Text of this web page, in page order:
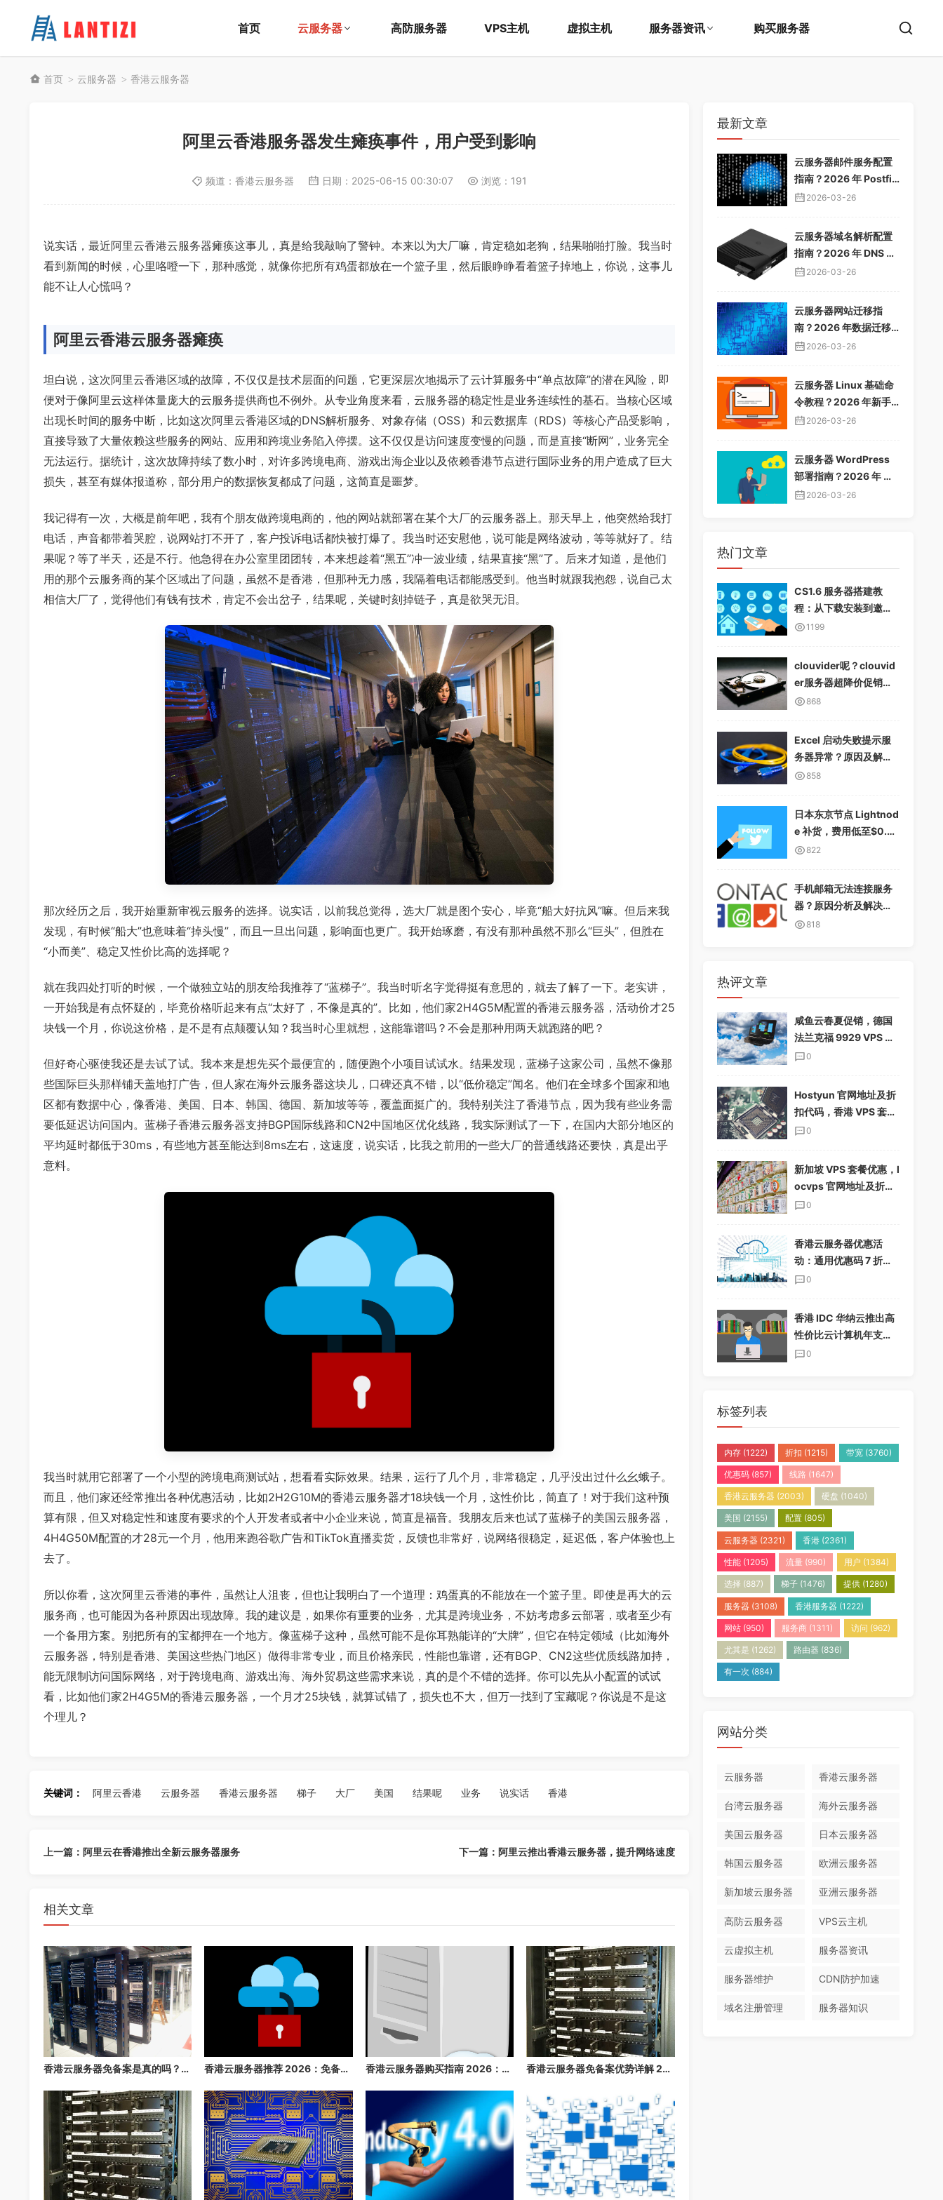
首页 云服务器 高防服务器 VPS主机 虚拟主机 服务器资讯 购买服务器
首页 > 云服务器 > 香港云服务器
阿里云香港服务器发生瘫痪事件，用户受到影响
频道： 香港云服务器 日期： 2025-06-15 00:30:07 浏览：191
说实话，最近阿里云香港云服务器瘫痪这事儿，真是给我敲响了警钟。本来以为大厂嘛，肯定稳如老狗，结果啪啪打脸。我当时
看到新闻的时候，心里咯噔一下，那种感觉，就像你把所有鸡蛋都放在一个篮子里，然后眼睁睁看着篮子掉地上，你说，这事儿
能不让人心慌吗？
阿里云香港云服务器瘫痪
坦白说，这次阿里云香港区域的故障，不仅仅是技术层面的问题，它更深层次地揭示了云计算服务中“单点故障”的潜在风险，即
便对于像阿里云这样体量庞大的云服务提供商也不例外。从专业角度来看，云服务器的稳定性是业务连续性的基石。当核心区域
出现长时间的服务中断，比如这次阿里云香港区域的DNS解析服务、对象存储（OSS）和云数据库（RDS）等核心产品受影响，
直接导致了大量依赖这些服务的网站、应用和跨境业务陷入停摆。这不仅仅是访问速度变慢的问题，而是直接“断网”，业务完全
无法运行。据统计，这次故障持续了数小时，对许多跨境电商、游戏出海企业以及依赖香港节点进行国际业务的用户造成了巨大
损失，甚至有媒体报道称，部分用户的数据恢复都成了问题，这简直是噩梦。
我记得有一次，大概是前年吧，我有个朋友做跨境电商的，他的网站就部署在某个大厂的云服务器上。那天早上，他突然给我打
电话，声音都带着哭腔，说网站打不开了，客户投诉电话都快被打爆了。我当时还安慰他，说可能是网络波动，等等就好了。结
果呢？等了半天，还是不行。他急得在办公室里团团转，本来想趁着“黑五”冲一波业绩，结果直接“黑”了。后来才知道，是他们
用的那个云服务商的某个区域出了问题，虽然不是香港，但那种无力感，我隔着电话都能感受到。他当时就跟我抱怨，说自己太
相信大厂了，觉得他们有钱有技术，肯定不会出岔子，结果呢，关键时刻掉链子，真是欲哭无泪。
那次经历之后，我开始重新审视云服务的选择。说实话，以前我总觉得，选大厂就是图个安心，毕竟“船大好抗风”嘛。但后来我
发现，有时候“船大”也意味着“掉头慢”，而且一旦出问题，影响面也更广。我开始琢磨，有没有那种虽然不那么“巨头”，但胜在
“小而美”、稳定又性价比高的选择呢？
就在我四处打听的时候，一个做独立站的朋友给我推荐了“蓝梯子”。我当时听名字觉得挺有意思的，就去了解了一下。老实讲，
一开始我是有点怀疑的，毕竟价格听起来有点“太好了，不像是真的”。比如，他们家2H4G5M配置的香港云服务器，活动价才25
块钱一个月，你说这价格，是不是有点颠覆认知？我当时心里就想，这能靠谱吗？不会是那种用两天就跑路的吧？
但好奇心驱使我还是去试了试。我本来是想先买个最便宜的，随便跑个小项目试试水。结果发现，蓝梯子这家公司，虽然不像那
些国际巨头那样铺天盖地打广告，但人家在海外云服务器这块儿，口碑还真不错，以“低价稳定”闻名。他们在全球多个国家和地
区都有数据中心，像香港、美国、日本、韩国、德国、新加坡等等，覆盖面挺广的。我特别关注了香港节点，因为我有些业务需
要低延迟访问国内。蓝梯子香港云服务器支持BGP国际线路和CN2中国地区优化线路，我实际测试了一下，在国内大部分地区的
平均延时都低于30ms，有些地方甚至能达到8ms左右，这速度，说实话，比我之前用的一些大厂的普通线路还要快，真是出乎
意料。
我当时就用它部署了一个小型的跨境电商测试站，想看看实际效果。结果，运行了几个月，非常稳定，几乎没出过什么幺蛾子。
而且，他们家还经常推出各种优惠活动，比如2H2G10M的香港云服务器才18块钱一个月，这性价比，简直了！对于我们这种预
算有限，但又对稳定性和速度有要求的个人开发者或者中小企业来说，简直是福音。我朋友后来也试了蓝梯子的美国云服务器，
4H4G50M配置的才28元一个月，他用来跑谷歌广告和TikTok直播卖货，反馈也非常好，说网络很稳定，延迟低，客户体验也上
去了。
所以你看，这次阿里云香港的事件，虽然让人沮丧，但也让我明白了一个道理：鸡蛋真的不能放在一个篮子里。即使是再大的云
服务商，也可能因为各种原因出现故障。我的建议是，如果你有重要的业务，尤其是跨境业务，不妨考虑多云部署，或者至少有
一个备用方案。别把所有的宝都押在一个地方。像蓝梯子这种，虽然可能不是你耳熟能详的“大牌”，但它在特定领域（比如海外
云服务器，特别是香港、美国这些热门地区）做得非常专业，而且价格亲民，性能也靠谱，还有BGP、CN2这些优质线路加持，
能无限制访问国际网络，对于跨境电商、游戏出海、海外贸易这些需求来说，真的是个不错的选择。你可以先从小配置的试试
看，比如他们家2H4G5M的香港云服务器，一个月才25块钱，就算试错了，损失也不大，但万一找到了宝藏呢？你说是不是这
个理儿？
关键词： 阿里云香港 云服务器 香港云服务器 梯子 大厂 美国 结果呢 业务 说实话 香港
上一篇：阿里云在香港推出全新云服务器服务 下一篇：阿里云推出香港云服务器，提升网络速度
相关文章
香港云服务器免备案是真的吗？2026 年最详细的免备案指南，3 分钟快速上线 香港云服务器推荐 2026：免备案、速度快、稳定性高的香港云主机推荐 香港云服务器购买指南 2026：免备案、高速、稳定的海外云主机推荐 香港云服务器免备案优势详解 2026：快速上线，无需等待备案
最新文章
云服务器邮件服务配置
指南？2026 年 Postfix
邮件服务器教程，企业
2026-03-26
云服务器域名解析配置
指南？2026 年 DNS 解
析教程，域名绑定服务
2026-03-26
云服务器网站迁移指
南？2026 年数据迁移
教程，无缝切换服务器
2026-03-26
云服务器 Linux 基础命
令教程？2026 年新手
入门指南，常用命令大
2026-03-26
云服务器 WordPress
部署指南？2026 年 Wo
rdPress 安装配置教
2026-03-26
热门文章
CS1.6 服务器搭建教
程：从下载安装到邀请
好友畅玩
1199
clouvider呢？clouvid
er服务器超降价促销，1
0Gbps无限流量
868
Excel 启动失败提示服
务器异常？原因及解决
方案详解
858
日本东京节点 Lightnod
e 补货，费用低至$0.01
2/小时，支持多种支付
822
手机邮箱无法连接服务
器？原因分析及解决方
案 818
热评文章
咸鱼云春夏促销，德国
法兰克福 9929 VPS 下
单享 85%折扣，配置翻
0
Hostyun 官网地址及折
扣代码，香港 VPS 套餐
介绍
0
新加坡 VPS 套餐优惠，l
ocvps 官网地址及折扣
码分享
0
香港云服务器优惠活
动：通用优惠码 7 折，
半年付加送一个月，年
0
香港 IDC 华纳云推出高
性价比云计算机年支付
套餐，免实名免备案
0
标签列表
内存 (1222) 折扣 (1215) 带宽(3760)
优惠码 (857) 线路 (1647)
香港云服务器 (2003) 硬盘 (1040)
美国 (2155) 配置 (805)
云服务器 (2321) 香港 (2361)
性能 (1205) 流量 (990) 用户 (1384)
选择 (887) 梯子 (1476) 提供(1280)
服务器 (3108) 香港服务器 (1222)
网站 (950) 服务商 (1311) 访问 (962)
尤其是 (1262) 路由器 (836)
有一次 (884)
网站分类
云服务器 香港云服务器
台湾云服务器 海外云服务器
美国云服务器 日本云服务器
韩国云服务器 欧洲云服务器
新加坡云服务器 亚洲云服务器
高防云服务器 VPS云主机
云虚拟主机 服务器资讯
服务器维护 CDN防护加速
域名注册管理 服务器知识